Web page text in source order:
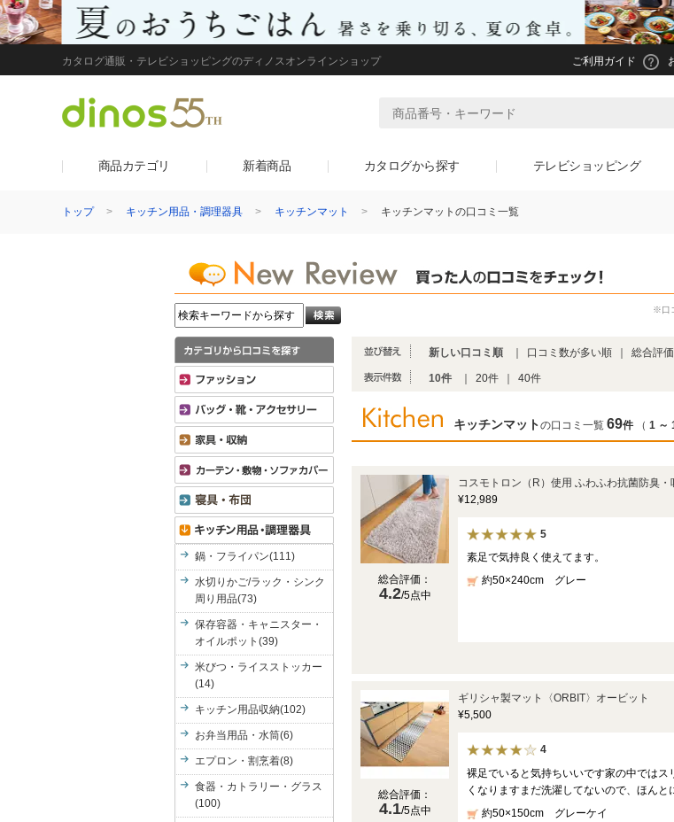
カタログ通販・テレビショッピングのディノスオンラインショップ ご利用ガイド
商品カテゴリ 新着商品 カタログから探す テレビショッピング
トップ キッチン用品・調理器具 キッチンマット キッチンマットの口コミ一覧
※口
新しい口コミ順 口コミ数が多い順 総合評
10件 20件 40件
キッチンマットの口コミ一覧 69件 （ 1 ～
総合評価：
4.2/5点中
コスモトロン（R）使用 ふわふわ抗菌防臭・
¥12,989
5
素足で気持良く使えてます。
約50×240cm グレー
総合評価：
4.1/5点中
ギリシャ製マット〈ORBIT〉オービット
¥5,500
4
裸足でいると気持ちいいです家の中では
くなりますまだ洗濯してないので、ほん
約50×150cm グレーケイ
鍋・フライパン(111)
水切りかご/ラック・シンク
周り用品(73)
保存容器・キャニスター・
オイルポット(39)
米びつ・ライスストッカー
(14)
キッチン用品収納(102)
お弁当用品・水筒(6)
エプロン・割烹着(8)
食器・カトラリー・グラス
(100)